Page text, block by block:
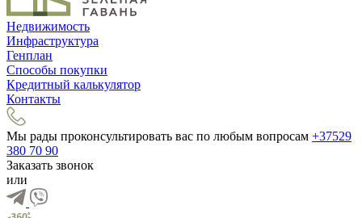
Недвижимость
Инфраструктура
Генплан
Способы покупки
Кредитный калькулятор
Контакты
Мы рады проконсультировать вас по любым вопросам +37529
380 70 90
Заказать звонок
или